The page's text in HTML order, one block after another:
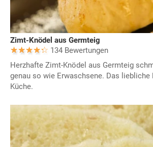
Zimt-Knödel aus Germteig
134 Bewertungen
Herzhafte Zimt-Knödel aus Germteig
genau so wie Erwaschsene. Das liebliche
Küche.